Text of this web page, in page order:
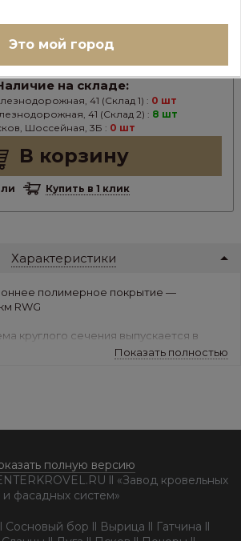
Ед.изм:шт
– +
на складе:
41 (Склад 1) : 0 шт
41 (Склад 2) : 8 шт
Шоссейная, 3Б : 0 шт
В корзину
Купить в 1 клик
Характеристики
полимерное покрытие —
RWG
круглого сечения выпускается в
RAL9010, коричневый RAL8017
Показать полностью
полную версию
ll «Завод кровельных
и фасадных систем»
Сосновый бор ll Вырица ll Гатчина ll
Это мой город